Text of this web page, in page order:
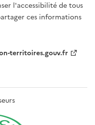
l'accessibilité de tous
ces informations
territoires.gouv.fr